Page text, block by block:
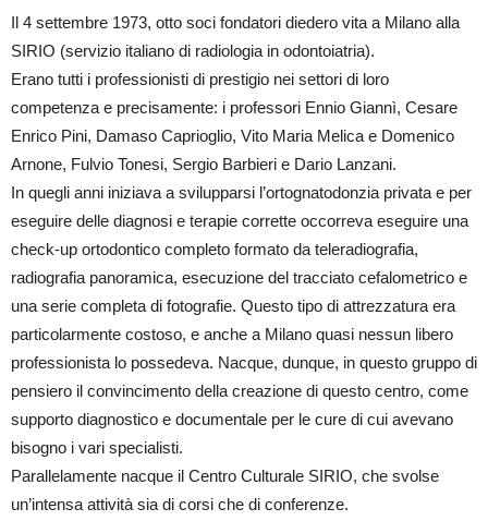
Il 4 settembre 1973, otto soci fondatori diedero vita a Milano alla
SIRIO (servizio italiano di radiologia in odontoiatria).
Erano tutti i professionisti di prestigio nei settori di loro
competenza e precisamente: i professori Ennio Giannì, Cesare
Enrico Pini, Damaso Caprioglio, Vito Maria Melica e Domenico
Arnone, Fulvio Tonesi, Sergio Barbieri e Dario Lanzani.
In quegli anni iniziava a svilupparsi l’ortognatodonzia privata e per
eseguire delle diagnosi e terapie corrette occorreva eseguire una
check-up ortodontico completo formato da teleradiografia,
radiografia panoramica, esecuzione del tracciato cefalometrico e
una serie completa di fotografie. Questo tipo di attrezzatura era
particolarmente costoso, e anche a Milano quasi nessun libero
professionista lo possedeva. Nacque, dunque, in questo gruppo di
pensiero il convincimento della creazione di questo centro, come
supporto diagnostico e documentale per le cure di cui avevano
bisogno i vari specialisti.
Parallelamente nacque il Centro Culturale SIRIO, che svolse
un’intensa attività sia di corsi che di conferenze.